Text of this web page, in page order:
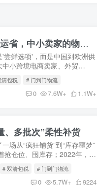
中欧班列拼箱LCL全攻略：比海运快，比空运省，中小卖家的物流新宠！
尝鲜选项'，而是中国到欧洲供
小跨境电商卖家、外贸
包税 # 门到门物流
0 7.6W+ 1.1W+
、多批次”柔性补货
场从“疯狂铺货”到“库存噩梦”
抢仓位、囤库存；2022年，海
存”减值；2023-2024年，随
# 双清包税 # 门到门物流
0 5.7W+ 9224